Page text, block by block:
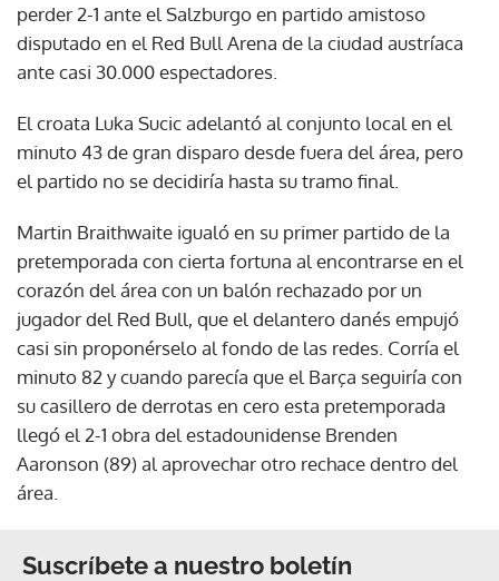
perder 2-1 ante el Salzburgo en partido amistoso
disputado en el Red Bull Arena de la ciudad austríaca
ante casi 30.000 espectadores.
El croata Luka Sucic adelantó al conjunto local en el
minuto 43 de gran disparo desde fuera del área, pero
el partido no se decidiría hasta su tramo final.
Martin Braithwaite igualó en su primer partido de la
pretemporada con cierta fortuna al encontrarse en el
corazón del área con un balón rechazado por un
jugador del Red Bull, que el delantero danés empujó
casi sin proponérselo al fondo de las redes. Corría el
minuto 82 y cuando parecía que el Barça seguiría con
su casillero de derrotas en cero esta pretemporada
llegó el 2-1 obra del estadounidense Brenden
Aaronson (89) al aprovechar otro rechace dentro del
área.
Suscríbete a nuestro boletín